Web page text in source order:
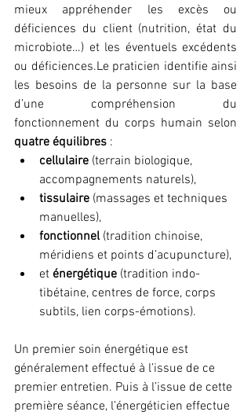
mieux appréhender les excès ou
déficiences du client (nutrition, état du
microbiote…) et les éventuels excédents
ou déficiences.Le praticien identifie ainsi
les besoins de la personne sur la base
d’une compréhension du
quatre équilibres :
cellulaire (terrain biologique,
accompagnements naturels),
tissulaire (massages et techniques
manuelles),
fonctionnel (tradition chinoise,
méridiens et points d’acupuncture),
et énergétique (tradition indo-
tibétaine, centres de force, corps
subtils, lien corps-émotions).
Un premier soin énergétique est
généralement effectué à l’issue de ce
premier entretien. Puis à l’issue de cette
première séance, l’énergéticien effectue